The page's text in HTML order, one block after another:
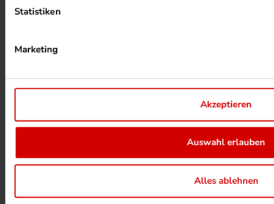
Statistiken
Marketing
Akzeptieren
Auswahl erlauben
Alles ablehnen
UMWELTPROJEKTE ANSEHEN